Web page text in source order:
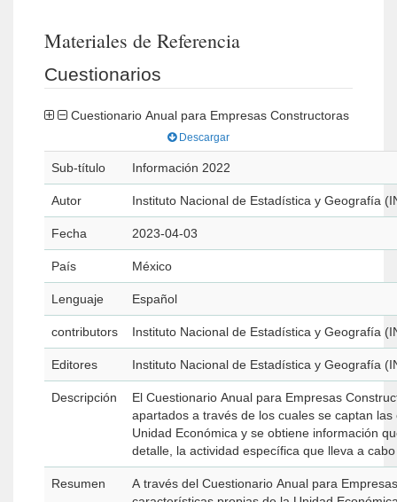
Materiales de Referencia
Cuestionarios
Cuestionario Anual para Empresas Constructoras
Descargar
Sub-título Información 2022
Autor Instituto Nacional de Estadística y Geografía
Fecha 2023-04-03
País México
Lenguaje Español
contributors Instituto Nacional de Estadística y Geografía
Editores Instituto Nacional de Estadística y Geografía
Descripción
El Cuestionario Anual para Empresas
apartados a través de los cuales se captan
Unidad Económica y se obtiene información
detalle, la actividad específica que lleva a
Resumen
A través del Cuestionario Anual para